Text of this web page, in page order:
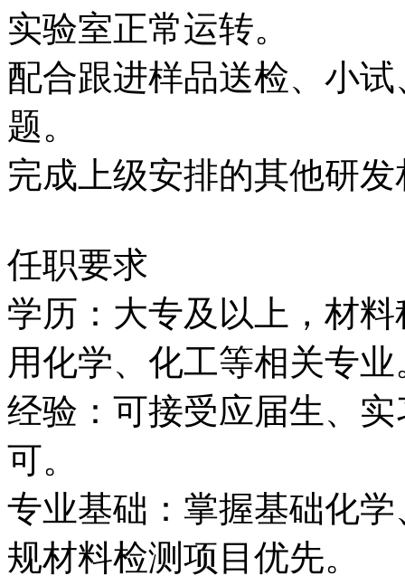
实验室正常运转。
配合跟进样品送检、小
题。
完成上级安排的其他研
任职要求
学历：大专及以上，材
用化学、化工等相关专业
经验：可接受应届生、
可。
专业基础：掌握基础化
规材料检测项目优先。